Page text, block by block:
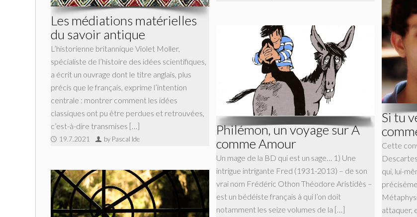
Les médiations matérielles
du savoir antique
L’historienne britannique Violet Moller,
spécialiste de l’histoire des idées scientifiques,
a écrit un ouvrage dont le titre anglais, plus
précis que le français, exprime l’intention
centrale : montrer comment les idées
classiques ont pu être perdues et retrouvées,
c’est-à-dire transmises […]
19.7.2021 by Pascal Ide
Si tu
Cette
qui, lui-
attaquer,
Philémon, un voyage sur A
comme Amour
Un mage de la BD qui est un sage… 1) Une
intrigue intrigante Fred (1931-2013) – de son
vrai nom Frédéric Othon Théodore Aristidès –
est un bédéiste français à qui l’on doit
notamment les seize volumes de la […]